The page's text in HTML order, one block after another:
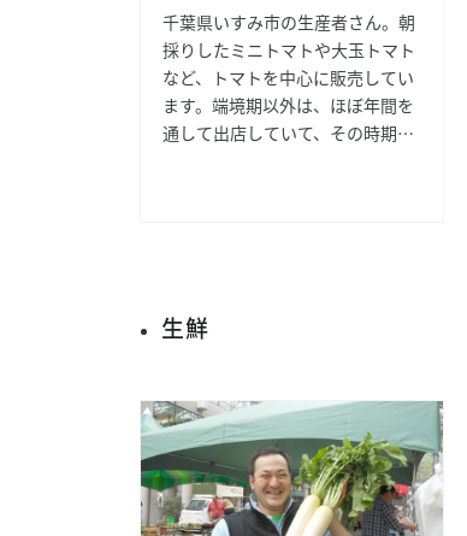
千葉県いすみ市の生産者さん。朝
採りしたミニトマトや大玉トマト
など、トマトを中心に販売してい
ます。端境期以外は、ほぼ年間を
通して出店していて、その時期で
生鮮